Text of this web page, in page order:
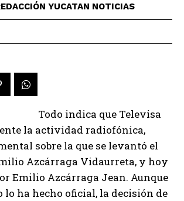
YUCATAN NOTICIAS
Todo indica que Televisa
la actividad radiofónica,
sobre la que se levantó el
Azcárraga Vidaurreta, y hoy
Emilio Azcárraga Jean. Aunque
lo ha hecho oficial, la decisión de